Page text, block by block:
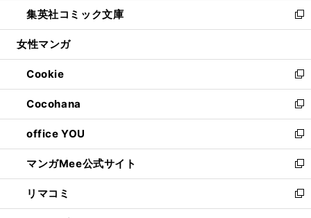
く
で
開
ド
ウ
開
く
ィ
ン
ウ
で
開
く
い
ウ
ン
ド
ウ
で
開
く
集英社コミック文庫
新
し
ウ
ィ
ン
ド
ウ
で
開
く
女性マンガ
Cookie
新
し
い
ウ
ィ
ン
ド
ウ
で
開
Cocohana
新
し
い
ウ
ィ
ン
ド
ウ
office YOU
新
し
い
ウ
ィ
ン
マンガMee公式サイト
新
し
い
ウ
リマコミ
新
し